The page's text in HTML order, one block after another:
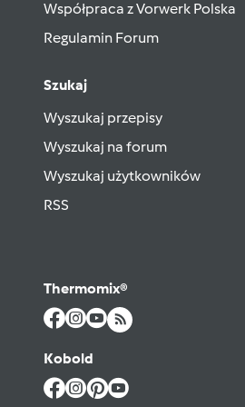
Współpraca z Vorwerk Polska
Regulamin Forum
Szukaj
Wyszukaj przepisy
Wyszukaj na forum
Wyszukaj użytkowników
RSS
Thermomix®
Kobold